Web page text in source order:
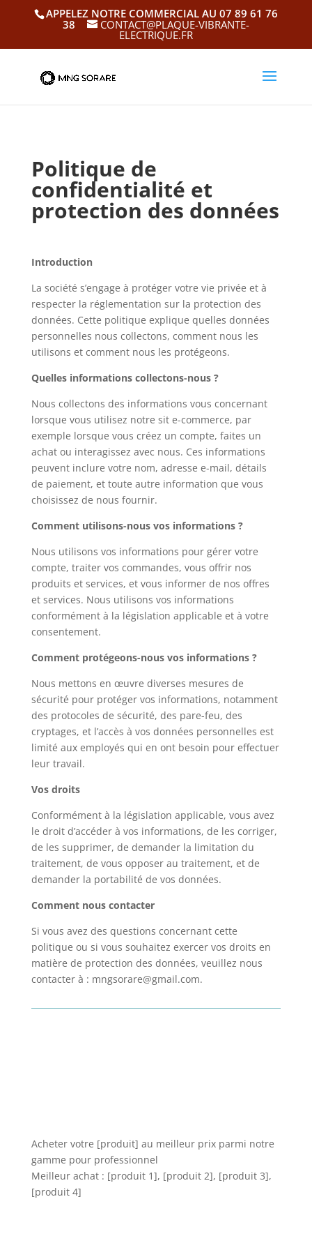
APPELEZ NOTRE COMMERCIAL AU 07 89 61 76
38
CONTACT@PLAQUE-VIBRANTE-
ELECTRIQUE.FR
Politique de
confidentialité et
protection des données
Introduction
La société s’engage à protéger votre vie privée et à
respecter la réglementation sur la protection des
données. Cette politique explique quelles données
personnelles nous collectons, comment nous les
utilisons et comment nous les protégeons.
Quelles informations collectons-nous ?
Nous collectons des informations vous concernant
lorsque vous utilisez notre sit e-commerce, par
exemple lorsque vous créez un compte, faites un
achat ou interagissez avec nous. Ces informations
peuvent inclure votre nom, adresse e-mail, détails
de paiement, et toute autre information que vous
choisissez de nous fournir.
Comment utilisons-nous vos informations ?
Nous utilisons vos informations pour gérer votre
compte, traiter vos commandes, vous offrir nos
produits et services, et vous informer de nos offres
et services. Nous utilisons vos informations
conformément à la législation applicable et à votre
consentement.
Comment protégeons-nous vos informations ?
Nous mettons en œuvre diverses mesures de
sécurité pour protéger vos informations, notamment
des protocoles de sécurité, des pare-feu, des
cryptages, et l’accès à vos données personnelles est
limité aux employés qui en ont besoin pour effectuer
leur travail.
Vos droits
Conformément à la législation applicable, vous avez
le droit d’accéder à vos informations, de les corriger,
de les supprimer, de demander la limitation du
traitement, de vous opposer au traitement, et de
demander la portabilité de vos données.
Comment nous contacter
Si vous avez des questions concernant cette
politique ou si vous souhaitez exercer vos droits en
matière de protection des données, veuillez nous
contacter à : mngsorare@gmail.com.
Acheter votre [produit] au meilleur prix parmi notre
gamme pour professionnel
Meilleur achat : [produit 1], [produit 2], [produit 3],
[produit 4]